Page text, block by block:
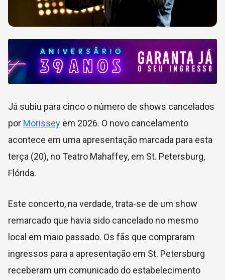
Já subiu para cinco o número de shows cancelados
por Morissey em 2026. O novo cancelamento
acontece em uma apresentação marcada para esta
terça (20), noTeatro Mahaffey, em St. Petersburg,
Flórida.
Este concerto, na verdade, trata-se de um show
remarcado que havia sido cancelado no mesmo
local em maio passado. Os fãs que compraram
ingressos para a apresentação em St. Petersburg
receberam um comunicado do estabelecimento